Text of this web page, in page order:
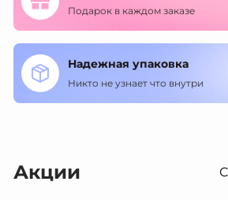
Подарок в каждом заказе
Надежная упаковка
Никто не узнает что внутри
Акции